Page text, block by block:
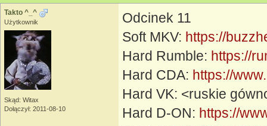
Takto ^_^
Użytkownik
Skąd: Witax
Dołączył: 2011-08-10
Odcinek 11
Soft MKV: https://
Hard Rumble: https://
Hard CDA: https://
Hard VK: <ruskie
Hard D-ON: https://